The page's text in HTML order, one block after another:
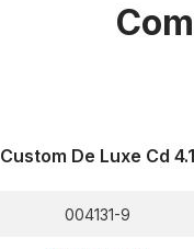
Custom De Luxe Cd 4.1
004131-9